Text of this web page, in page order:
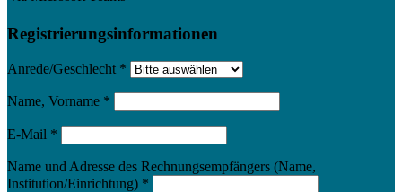
Registrierungsinformationen
Anrede/Geschlecht *
Name, Vorname *
E-Mail *
Name und Adresse des Rechnungsempfängers (Name,
Institution/Einrichtung) *